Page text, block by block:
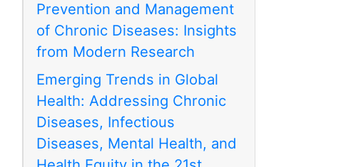
Prevention and Management
of Chronic Diseases: Insights
from Modern Research
Emerging Trends in Global
Health: Addressing Chronic
Diseases, Infectious
Diseases, Mental Health, and